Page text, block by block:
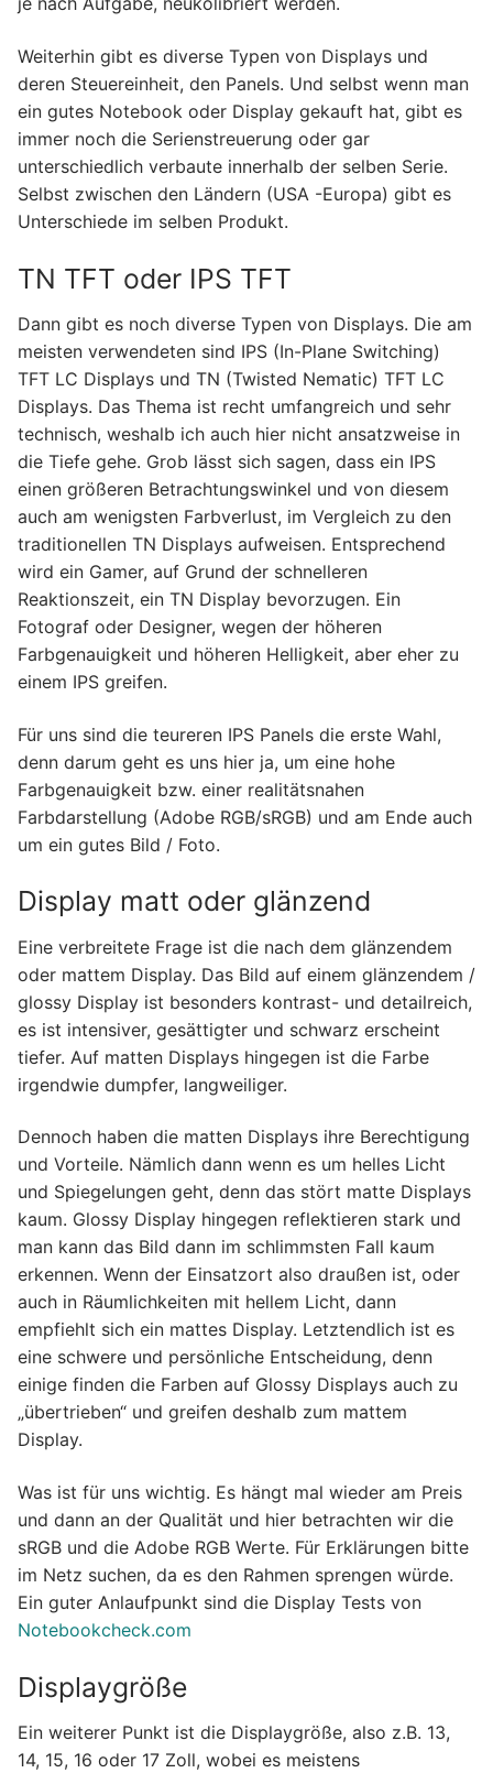
Weiterhin gibt es diverse Typen von Displays und
deren Steuereinheit, den Panels. Und selbst wenn man
ein gutes Notebook oder Display gekauft hat, gibt es
immer noch die Serienstreuerung oder gar
unterschiedlich verbaute innerhalb der selben Serie.
Selbst zwischen den Ländern (USA -Europa) gibt es
Unterschiede im selben Produkt.
TN TFT oder IPS TFT
Dann gibt es noch diverse Typen von Displays. Die am
meisten verwendeten sind IPS (In-Plane Switching)
TFT LC Displays und TN (Twisted Nematic) TFT LC
Displays. Das Thema ist recht umfangreich und sehr
technisch, weshalb ich auch hier nicht ansatzweise in
die Tiefe gehe. Grob lässt sich sagen, dass ein IPS
einen größeren Betrachtungswinkel und von diesem
auch am wenigsten Farbverlust, im Vergleich zu den
traditionellen TN Displays aufweisen. Entsprechend
wird ein Gamer, auf Grund der schnelleren
Reaktionszeit, ein TN Display bevorzugen. Ein
Fotograf oder Designer, wegen der höheren
Farbgenauigkeit und höheren Helligkeit, aber eher zu
einem IPS greifen.
Für uns sind die teureren IPS Panels die erste Wahl,
denn darum geht es uns hier ja, um eine hohe
Farbgenauigkeit bzw. einer realitätsnahen
Farbdarstellung (Adobe RGB/sRGB) und am Ende auch
um ein gutes Bild / Foto.
Display matt oder glänzend
Eine verbreitete Frage ist die nach dem glänzendem
oder mattem Display. Das Bild auf einem glänzendem /
glossy Display ist besonders kontrast- und detailreich,
es ist intensiver, gesättigter und schwarz erscheint
tiefer. Auf matten Displays hingegen ist die Farbe
irgendwie dumpfer, langweiliger.
Dennoch haben die matten Displays ihre Berechtigung
und Vorteile. Nämlich dann wenn es um helles Licht
und Spiegelungen geht, denn das stört matte Displays
kaum. Glossy Display hingegen reflektieren stark und
man kann das Bild dann im schlimmsten Fall kaum
erkennen. Wenn der Einsatzort also draußen ist, oder
auch in Räumlichkeiten mit hellem Licht, dann
empfiehlt sich ein mattes Display. Letztendlich ist es
eine schwere und persönliche Entscheidung, denn
einige finden die Farben auf Glossy Displays auch zu
„übertrieben“ und greifen deshalb zum mattem
Display.
Was ist für uns wichtig. Es hängt mal wieder am Preis
und dann an der Qualität und hier betrachten wir die
sRGB und die Adobe RGB Werte. Für Erklärungen bitte
im Netz suchen, da es den Rahmen sprengen würde.
Ein guter Anlaufpunkt sind die Display Tests von
Notebookcheck.com
Displaygröße
Ein weiterer Punkt ist die Displaygröße, also z.B. 13,
14, 15, 16 oder 17 Zoll, wobei es meistens